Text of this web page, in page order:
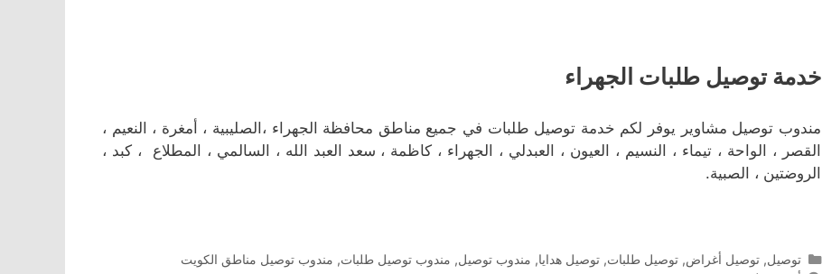
خدمة توصيل طلبات الجهراء
مندوب توصيل مشاوير يوفر لكم خدمة توصيل طلبات في جميع مناطق محافظة الجهراء ،الصليبية ، أمغرة ، النعيم ،
القصر ، الواحة ، تيماء ، النسيم ، العيون ، العبدلي ، الجهراء ، كاظمة ، سعد العبد الله ، السالمي ، المطلاع ، كبد ،
الروضتين ، الصبية.
التصنيفات
توصيل, توصيل أغراض, توصيل طلبات, توصيل هدايا, مندوب توصيل, مندوب توصيل طلبات, مندوب توصيل مناطق الكويت